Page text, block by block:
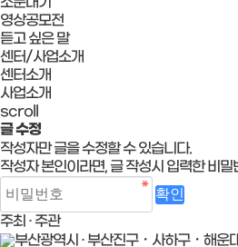
영상공모전
듣고 싶은 말
센터/사업소개
센터소개
사업소개
scroll
글 수정
작성자만 글을 수정할 수 있습니다.
작성자 본인이라면, 글 작성시 입력한 비
주최 · 주관
부산광역시 · 부산진구・사하구・해운